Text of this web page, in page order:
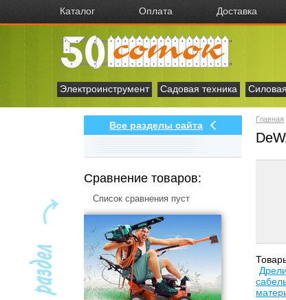
Каталог Оплата Доставка
Электроинструмент
Садовая техника
Все разделы сайта
Сравнение товаров:
Список сравнения пуст
Главная
Дрели